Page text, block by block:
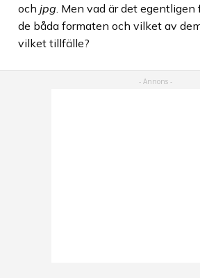
och jpg . Men vad är det
de båda formaten och vilket av
vilket tillfälle?